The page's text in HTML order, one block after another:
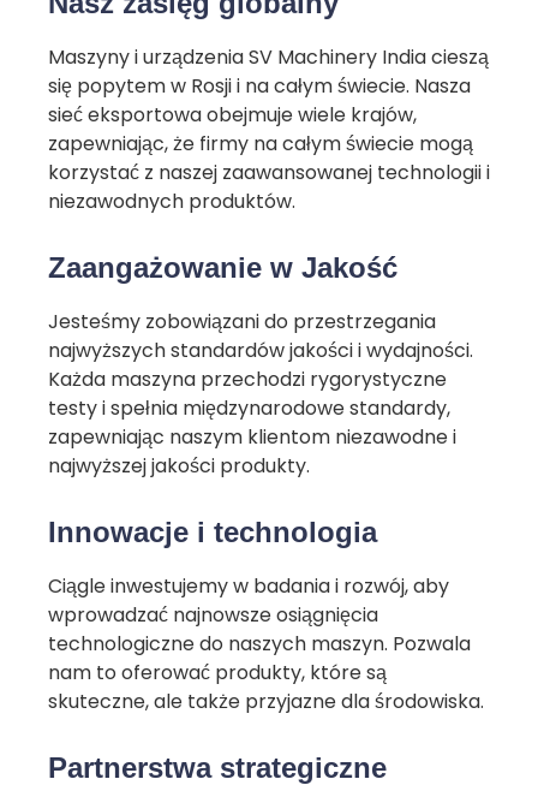
Maszyny i urządzenia SV Machinery India cieszą
się popytem w Rosji i na całym świecie. Nasza
sieć eksportowa obejmuje wiele krajów,
zapewniając, że firmy na całym świecie mogą
korzystać z naszej zaawansowanej technologii i
niezawodnych produktów.
Zaangażowanie w Jakość
Jesteśmy zobowiązani do przestrzegania
najwyższych standardów jakości i wydajności.
Każda maszyna przechodzi rygorystyczne
testy i spełnia międzynarodowe standardy,
zapewniając naszym klientom niezawodne i
najwyższej jakości produkty.
Innowacje i technologia
Ciągle inwestujemy w badania i rozwój, aby
wprowadzać najnowsze osiągnięcia
technologiczne do naszych maszyn. Pozwala
nam to oferować produkty, które są
skuteczne, ale także przyjazne dla środowiska.
Partnerstwa strategiczne